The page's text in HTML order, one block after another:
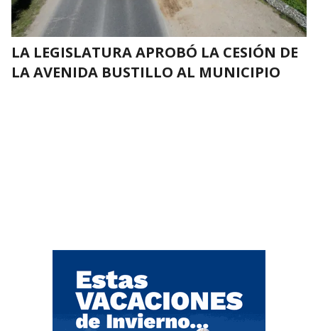
LA LEGISLATURA APROBÓ LA CESIÓN DE
LA AVENIDA BUSTILLO AL MUNICIPIO